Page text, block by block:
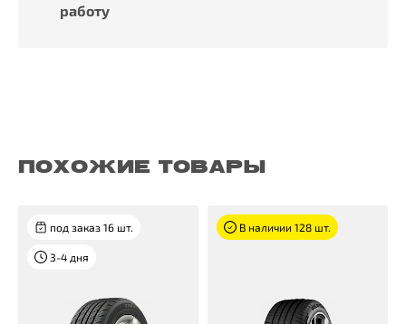
работу
ПОХОЖИЕ ТОВАРЫ
под заказ 16 шт.
3-4 дня
В наличии 128 шт.